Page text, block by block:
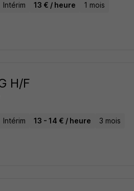
Intérim 13 € / heure 1 mois
H/F
Intérim 13 - 14 € / heure 3 mois